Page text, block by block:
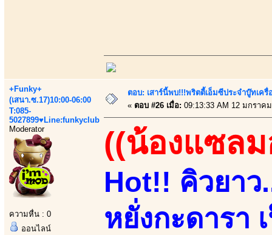
+Funky+
(เสนา.ซ.17)10:00-06:00
T:085-
5027899♥Line:funkyclub
Moderator
ความหื่น : 0
ออนไลน์
ตอบ: เสาร์นี้พบ!!!พริตตี้เอ็มซีประจำบู๊ทเค
« ตอบ #26 เมื่อ: 09:13:33 AM 12 มกราค
((น้องแซล
Hot!! คิวยาว
หยั่งกะดารา